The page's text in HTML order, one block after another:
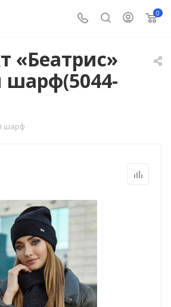
0
«Беатрис»
шарф